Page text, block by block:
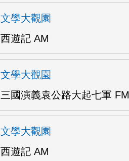
文學大觀園
西遊記 AM
文學大觀園
三國演義袁公路大起七軍 FM
文學大觀園
西遊記 AM